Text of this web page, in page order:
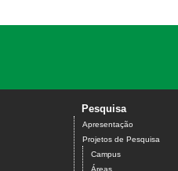
Pesquisa
Apresentação
Projetos de Pesquisa
Campus
Áreas